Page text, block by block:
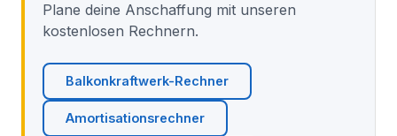
Plane deine Anschaffung mit unseren
kostenlosen Rechnern.
Balkonkraftwerk-Rechner
Amortisationsrechner